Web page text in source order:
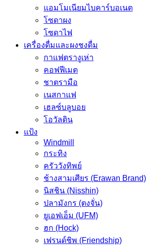
แอมโมเนียมไบคาร์บอเนต
โซดาผง
โซดาไฟ
เครื่องดื่มและผงชงดื่ม
กาแฟตรางูเห่า
คอฟฟีเมต
ชาตรามือ
เนสกาแฟ
เฮลซ์บลูบอย
โอวัลติน
แป้ง
Windmill
กระทิง
ครัววังทิพย์
ช้างสามเศียร (Erawan Brand)
นิสชิน (Nisshin)
ปลามังกร (ตงจั่น)
ยูเอฟเอ็ม (UFM)
ฮก (Hock)
เฟรนด์ชิพ (Friendship)